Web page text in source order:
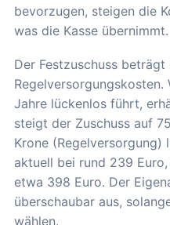
bevorzugen, steigen die
was die Kasse übernimmt.
Der Festzuschuss
Jahre lückenlos führt,
steigt der Zuschuss auf
Krone (Regelversorgung)
aktuell bei rund 239
etwa 398 Euro. Der
überschaubar aus,
wählen.